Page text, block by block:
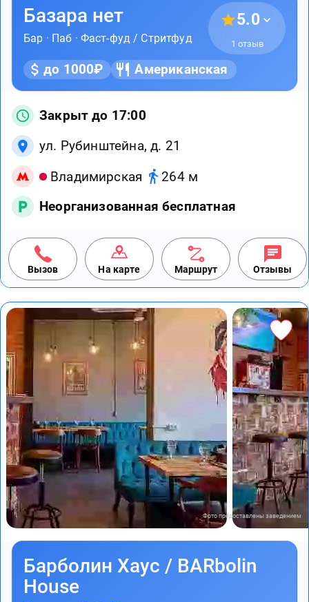
Базара нет
Бар · Паб · Фаст-фуд / Стритфуд
5.0
1 отзыв
до 1000₽ Американская
Закрыт до 17:00
ул. Рубинштейна, д. 21
Владимирская
264 м
Неорганизованная бесплатная
Вызов На карте Маршрут Отзывы
Фото предоставлены заведением
Барболин Хаус / BARbolin
House